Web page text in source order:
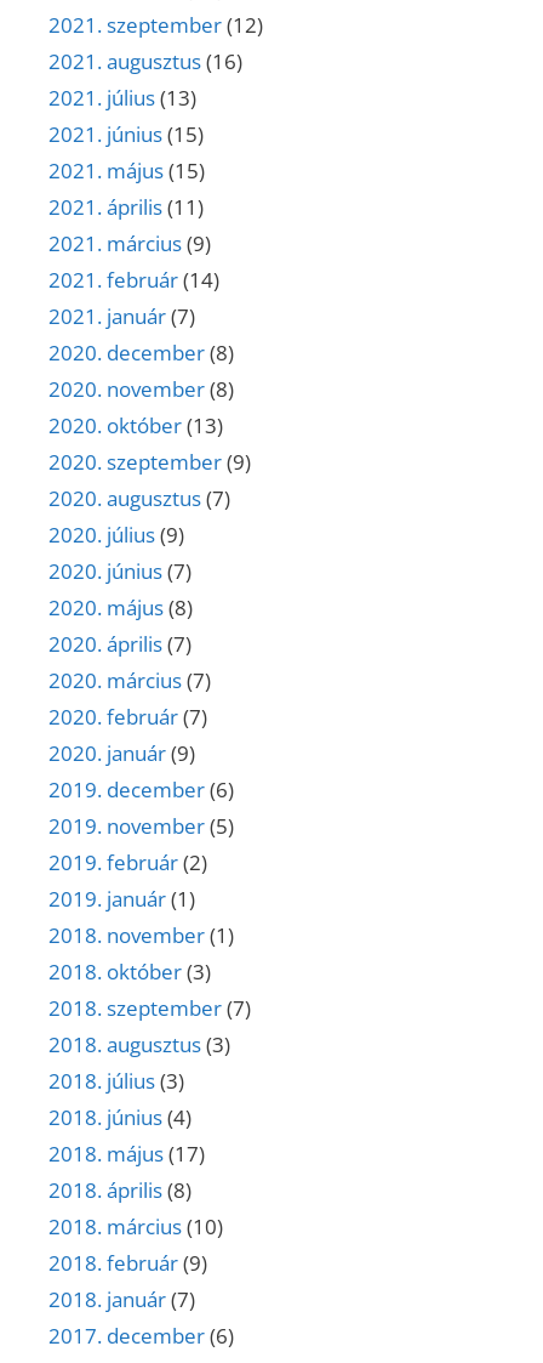
2021. szeptember(12)
2021. augusztus(16)
2021. július(13)
2021. június(15)
2021. május(15)
2021. április(11)
2021. március(9)
2021. február(14)
2021. január(7)
2020. december(8)
2020. november(8)
2020. október(13)
2020. szeptember(9)
2020. augusztus(7)
2020. július(9)
2020. június(7)
2020. május(8)
2020. április(7)
2020. március(7)
2020. február(7)
2020. január(9)
2019. december(6)
2019. november(5)
2019. február(2)
2019. január(1)
2018. november(1)
2018. október(3)
2018. szeptember(7)
2018. augusztus(3)
2018. július(3)
2018. június(4)
2018. május(17)
2018. április(8)
2018. március(10)
2018. február(9)
2018. január(7)
2017. december(6)